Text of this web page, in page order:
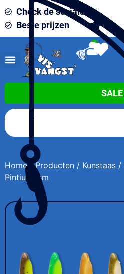
Check de socials
Beste prijzen
0
SALE
Home/Producten / Kunstaas /
Pintius 9cm